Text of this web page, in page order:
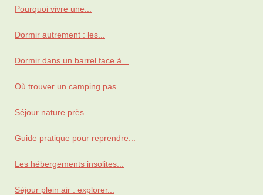
Pourquoi vivre une...
Dormir autrement : les...
Dormir dans un barrel face à...
Où trouver un camping pas...
Séjour nature près...
Guide pratique pour reprendre...
Les hébergements insolites...
Séjour plein air : explorer...